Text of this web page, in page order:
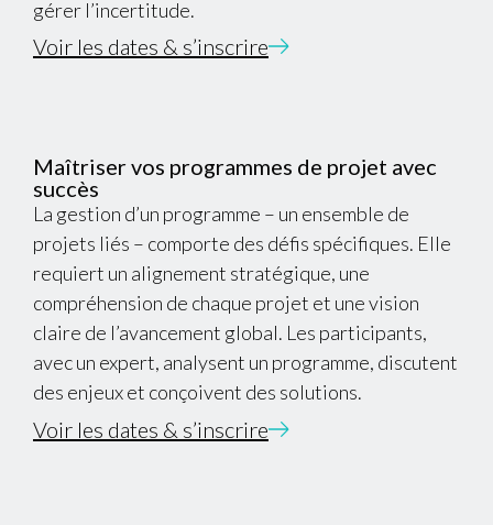
gérer l’incertitude.
Voir les dates & s’inscrire
Maîtriser vos programmes de projet avec
succès
La gestion d’un programme – un ensemble de
projets liés – comporte des défis spécifiques. Elle
requiert un alignement stratégique, une
compréhension de chaque projet et une vision
claire de l’avancement global. Les participants,
avec un expert, analysent un programme, discutent
des enjeux et conçoivent des solutions.
Voir les dates & s’inscrire